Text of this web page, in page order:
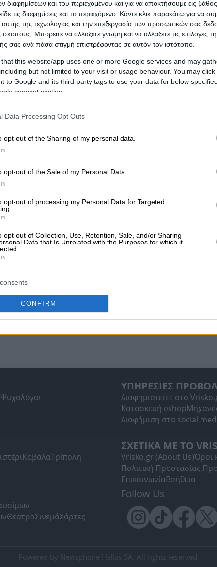
διαφημίσεων και του περιεχομένου και για να αποκτήσουμε εις
τις διαφημίσεις και το περιεχόμενο. Κάντε κλικ παρακάτω για να
της τεχνολογίας και την επεξεργασία των προσωπικών σας
Μπορείτε να αλλάξετε γνώμη και να αλλάξετε τις επιλογές
σας ανά πάσα στιγμή επιστρέφοντας σε αυτόν τον ιστότοπο.
that this website/app uses one or more Google services and may
but not limited to your visit or usage behaviour. You may
to Google and its third-party tags to use your data for below
consent section.
Data Processing Opt Outs
opt-out of the Sharing of my personal data.
opt-out of the Sale of my Personal Data.
opt-out of processing my Personal Data for Targeted
opt-out of Collection, Use, Retention, Sale, and/or Sharing
Data that Is Unrelated with the Purposes for which it
CONFIRM
Σ.που ανήκει στην κατηγορίαΜικροβιολογικά
ακόμα αξιολογήσεις
Γίνετε ο πρώτος που θα μοιραστεί την
επιλογή!
Ψυχολόγοι
ΥΠΗΡΕΣΙΕΣ
Διαφημιστείτε στο
Κατασκευή eshop
Διαφήμιση στα social
ΚαβάλαΤρίπολη
ΣΧΕΤΙΚΑ ΜΕ ΤΟ
Vrisko.gr (About Us)Όροι
Πολιτική Προστασίας
ΕπικοινωνίαΒοήθεια
ΘέατροΣινεμάΧάρτες
Follow Us
Powered by Newsphone Hellas SA. All rights reserved.